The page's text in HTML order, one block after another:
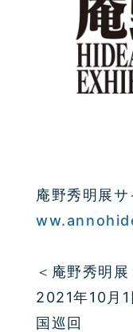
庵野秀明展
＜庵野秀明展
2021年10月
国巡回